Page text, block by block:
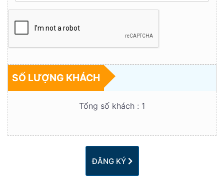
SỐ LƯỢNG KHÁCH
Tổng số khách : 1
ĐĂNG KÝ